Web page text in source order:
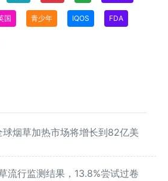
国 青少年 IQOS FDA
烟草加热市场将增长到82亿美
流行监测结果，13.8%尝试过卷